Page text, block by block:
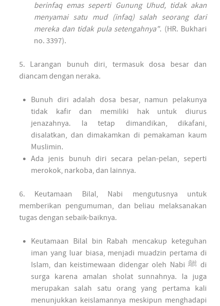
berinfaq emas seperti Gunung Uhud, tidak akan
menyamai satu mud (infaq) salah seorang dari
mereka dan tidak pula setengahnya". (HR. Bukhari
no. 3397).
5. Larangan bunuh diri, termasuk dosa besar dan
diancam dengan neraka.
Bunuh diri adalah dosa besar, namun pelakunya
tidak kafir dan memiliki hak untuk diurus
jenazahnya. Ia tetap dimandikan, dikafani,
disalatkan, dan dimakamkan di pemakaman kaum
Muslimin.
Ada jenis bunuh diri secara pelan-pelan, seperti
merokok, narkoba, dan lainnya.
6. Keutamaan Bilal, Nabi mengutusnya untuk
memberikan pengumuman, dan beliau melaksanakan
tugas dengan sebaik-baiknya.
Keutamaan Bilal bin Rabah mencakup keteguhan
iman yang luar biasa, menjadi muadzin pertama di
Islam, dan keistimewaan didengar oleh Nabi ﷺ di
surga karena amalan sholat sunnahnya. Ia juga
merupakan salah satu orang yang pertama kali
menunjukkan keislamannya meskipun menghadapi